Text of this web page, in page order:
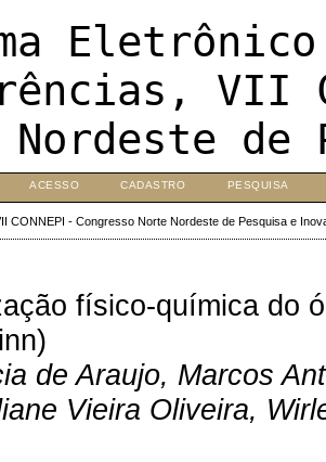
VII
de
ACESSO CADASTRO PESQUISA
CONNEPI - Congresso Norte Nordeste de Pesquisa e
físico-química do
de Araujo, Marcos
Vieira Oliveira,